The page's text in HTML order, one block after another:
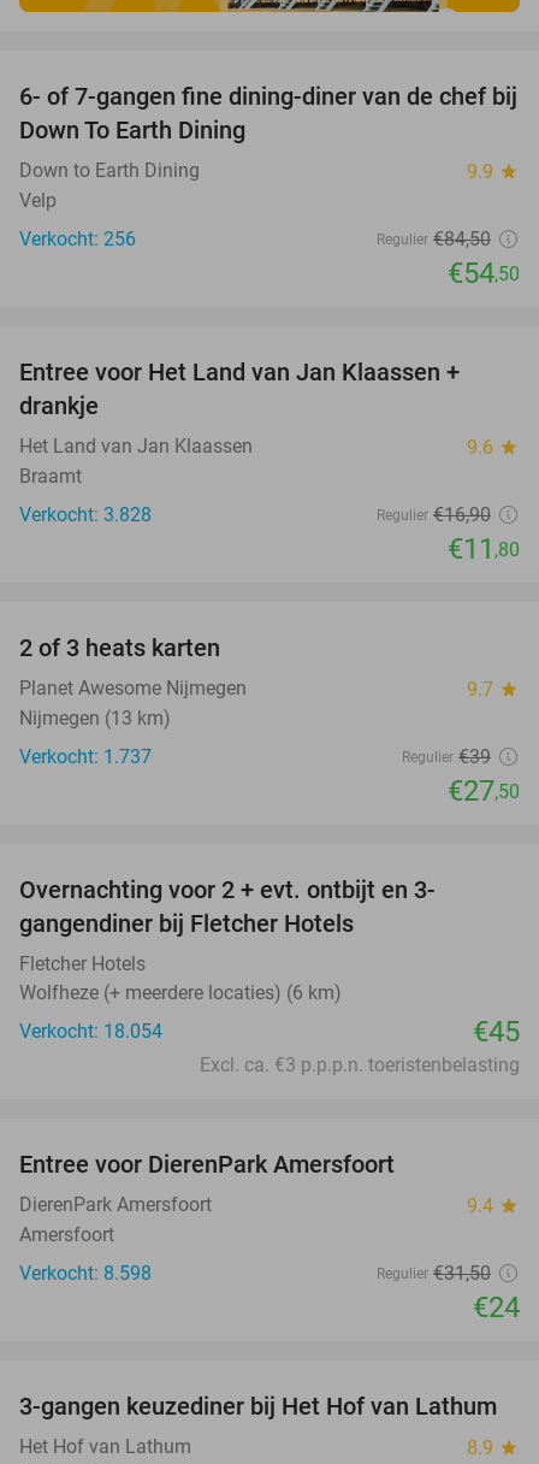
36%
6- of 7-gangen fine dining-diner van de chef bij
Down To Earth Dining
Down to Earth Dining 9.9 star
Velp
Verkocht: 256
Regulier €84,50
€54,50
Entree voor Het Land van Jan Klaassen +
drankje
Het Land van Jan Klaassen 9.6 star
Braamt
Verkocht: 3.828
Regulier €16,90
€11 ,80
2 of 3 heats karten
Planet Awesome Nijmegen 9.7 star
Nijmegen (13 km)
Verkocht: 1.737
Regulier €39
€27,50
Overnachting voor 2 + evt. ontbijt en 3-
gangendiner bij Fletcher Hotels
Fletcher Hotels
Wolfheze (+ meerdere locaties) (6 km)
Verkocht: 18.054
€45
Excl. ca. €3 p.p.p.n. toeristenbelasting
Entree voor DierenPark Amersfoort
DierenPark Amersfoort 9.4 star
Amersfoort
Verkocht: 8.598
Regulier €31,50
€24
42%
3-gangen keuzediner bij Het Hof van Lathum
Het Hof van Lathum 8.9 star